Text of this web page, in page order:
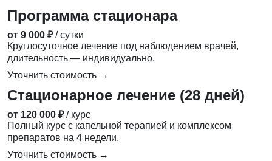
Программа стационара
от 9 000 ₽ / сутки
Круглосуточное лечение под наблюдением врачей,
длительность — индивидуально.
Уточнить стоимость →
Стационарное лечение (28 дней)
от 120 000 ₽ / курс
Полный курс с капельной терапией и комплексом
препаратов на 4 недели.
Уточнить стоимость →